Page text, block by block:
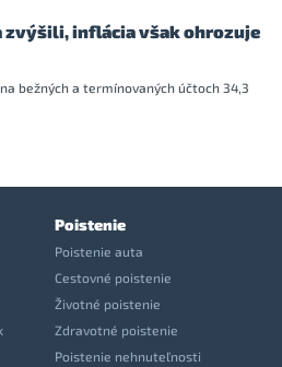
zvýšili, inflácia však ohrozuje
bežných a termínovaných účtoch 34,3
Poistenie
Poistenie auta
Cestovné poistenie
Životné poistenie
Zdravotné poistenie
Poistenie nehnuteľnosti